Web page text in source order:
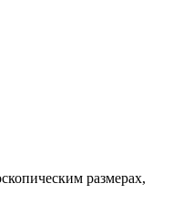
размерах,